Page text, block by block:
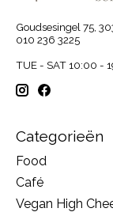
Goudsesingel 75,
010 236 3225
TUE - SAT 10:00 -
Categorieën
Food
Café
Vegan High